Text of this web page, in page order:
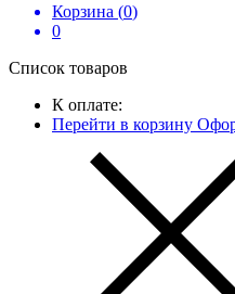
Корзина (0)
0
Список товаров
К оплате:
Перейти в корзину